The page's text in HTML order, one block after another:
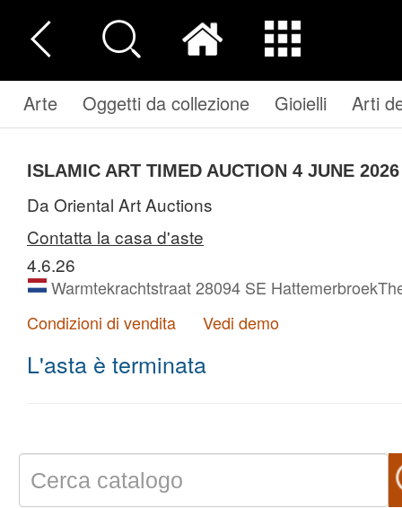
Arte Oggetti da collezione Gioielli Arti
ISLAMIC ART TIMED AUCTION 4 JUNE 2026
Da Oriental Art Auctions
Contatta la casa d'aste
4.6.26
Warmtekrachtstraat 28094 SE
Condizioni di vendita
Vedi demo
L'asta è terminata